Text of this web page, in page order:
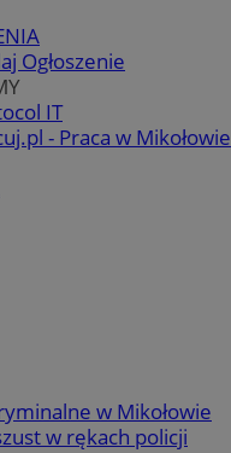
Ogłoszenie
IT
- Praca w Mikołowie
w Mikołowie
w rękach policji